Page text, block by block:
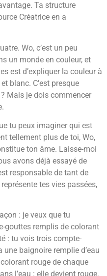
Ta structure
Créatrice en a
Wo, c’est un peu
un monde en couleur, et
est d’expliquer la couleur à
blanc. C’est presque
Mais je dois commencer
tu peux imaginer qui est
tellement plus de toi, Wo,
ton âme. Laisse-moi
avons déjà essayé de
responsable de tant de
tes vies passées,
: je veux que tu
gouttes remplis de colorant
: tu vois trois compte-
baignoire remplie d’eau
rouge de chaque
l’eau : elle devient rouge,